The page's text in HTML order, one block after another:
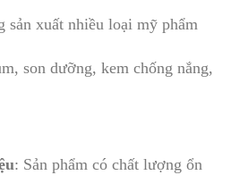
sản xuất nhiều loại mỹ phẩm
son dưỡng, kem chống nắng,
: Sản phẩm có chất lượng ổn